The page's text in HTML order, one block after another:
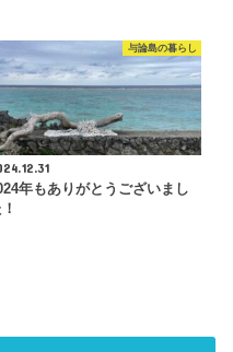
与論島の暮らし
年もありがとうございまし